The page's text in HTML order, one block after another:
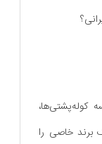
کوله‌پشتی‌ها،
برند خاصی را